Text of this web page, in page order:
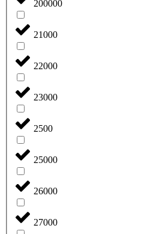
200000
21000
22000
23000
2500
25000
26000
27000